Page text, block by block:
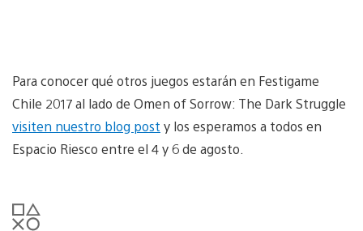
Para conocer qué otros juegos estarán en Festigame
Chile 2017 al lado de Omen of Sorrow: The Dark Struggle
visiten nuestro blog post y los esperamos a todos en
Espacio Riesco entre el 4 y 6 de agosto.